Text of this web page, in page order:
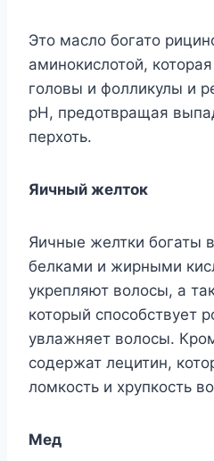
Это масло богато
аминокислотой,
головы и фолликулы и
рН, предотвращая
перхоть.
Яичный желток
Яичные желтки богаты
белками и жирными
укрепляют волосы, а
который способствует
увлажняет волосы.
содержат лецитин,
ломкость и хрупкость
Мед